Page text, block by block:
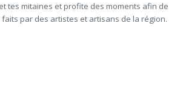
tes mitaines et profite des moments afin de
par des artistes et artisans de la région.